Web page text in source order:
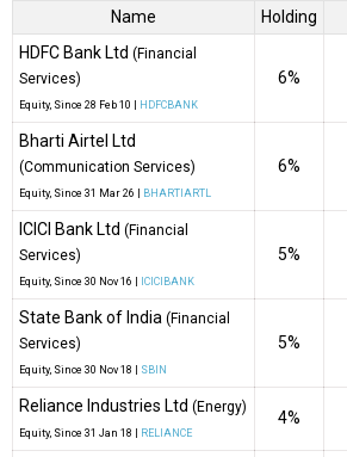
Name Holding
HDFC Bank Ltd (Financial
Services)
Equity , Since 28 Feb 10 | HDFCBANK
6%
Bharti Airtel Ltd
(Communication Services)
Equity , Since 31 Mar 26 | BHARTIARTL
6%
ICICI Bank Ltd (Financial
Services)
Equity , Since 30 Nov 16 | ICICIBANK
5%
State Bank of India (Financial
Services)
Equity , Since 30 Nov 18 | SBIN
5%
Reliance Industries Ltd (Energy)
Equity , Since 31 Jan 18 | RELIANCE
4%